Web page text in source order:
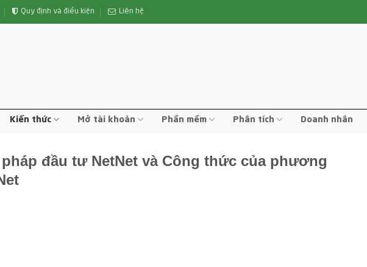
Quy định và điều kiện Liên hệ
Kiến thức Mở tài khoản Phần mềm Phân tích Doanh nhân
đầu tư NetNet và Công thức của phương